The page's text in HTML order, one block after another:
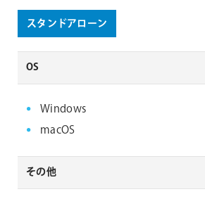
スタンドアローン
OS
Windows
macOS
その他